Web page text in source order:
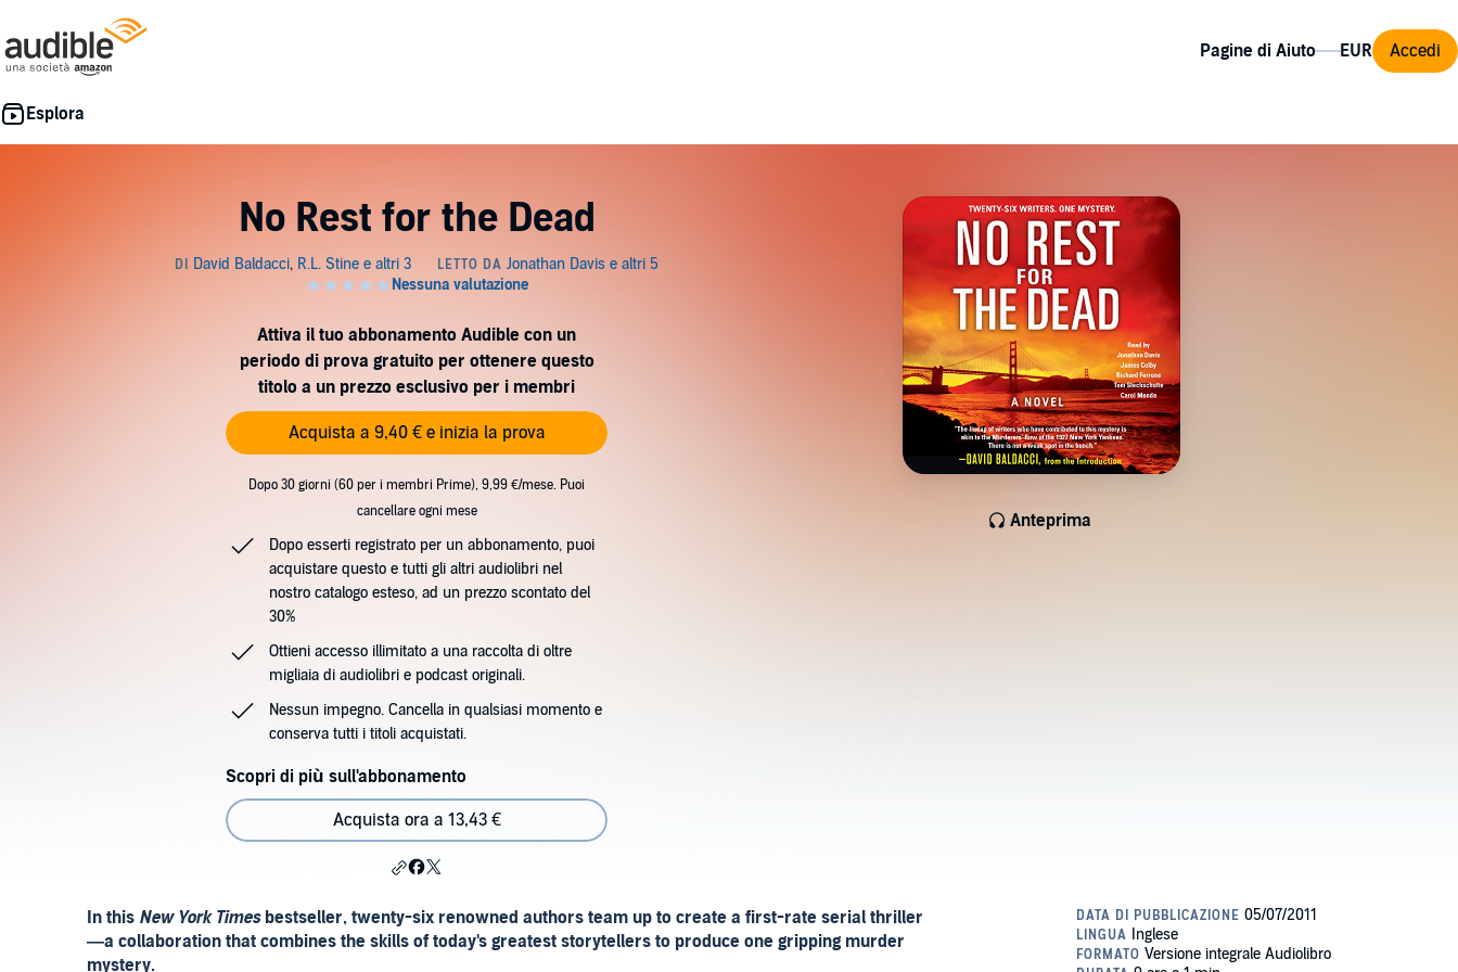
Pagine di Aiuto Accedi
No Rest for the Dead
Anteprima
Attiva il tuo abbonamento Audible con un
periodo di prova gratuito per ottenere questo
titolo a un prezzo esclusivo per i membri
Acquista a 9,40 € e inizia la prova
Dopo 30 giorni (60 per i membri Prime), 9,99 €/mese. Puoi
cancellare ogni mese
Dopo esserti registrato per un abbonamento, puoi
acquistare questo e tutti gli altri audiolibri nel
nostro catalogo esteso, ad un prezzo scontato del
30%
Ottieni accesso illimitato a una raccolta di oltre
migliaia di audiolibri e podcast originali.
Nessun impegno. Cancella in qualsiasi momento e
conserva tutti i titoli acquistati.
Scopri di più sull'abbonamento
Acquista ora a 13,43 €
In this New York Timesbestseller, twenty-six renowned authors team up to create a first-rate serial thriller
—a collaboration that combines the skills of today's greatest storytellers to produce one gripping murder
mystery.